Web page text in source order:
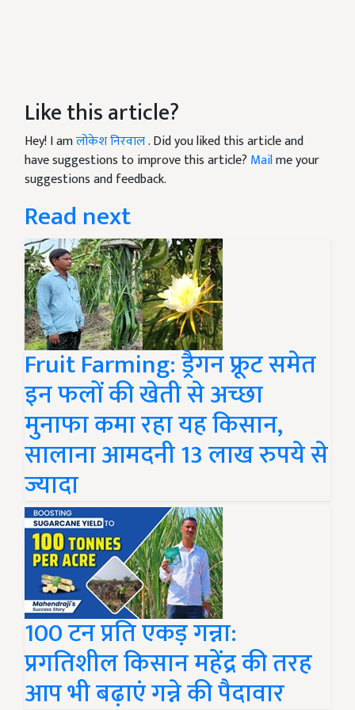
Like this article?
Hey! I amलोकेश निरवाल. Did you liked this article and
have suggestions to improve this article? Mailme your
suggestions and feedback.
Read next
Fruit Farming: ड्रैगन फ्रूट समेत
इन फलों की खेती से अच्छा
मुनाफा कमा रहा यह किसान,
सालाना आमदनी 13 लाख रुपये से
ज्यादा
100 टन प्रति एकड़ गन्ना:
प्रगतिशील किसान महेंद्र की तरह
आप भी बढ़ाएं गन्ने की पैदावार